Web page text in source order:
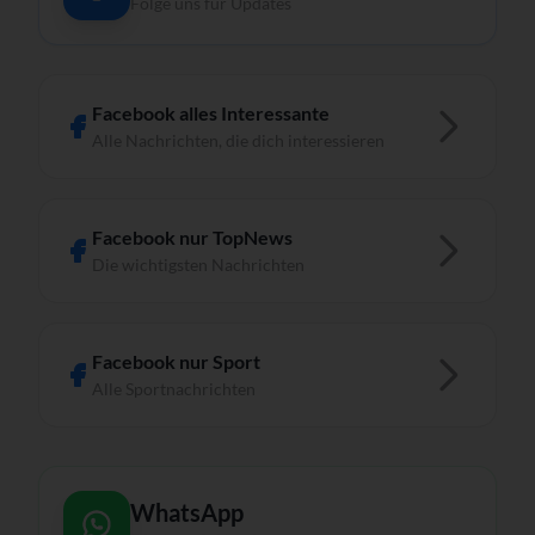
Facebook alles Interessante
Facebook nur TopNews
Facebook nur Sport
WhatsApp